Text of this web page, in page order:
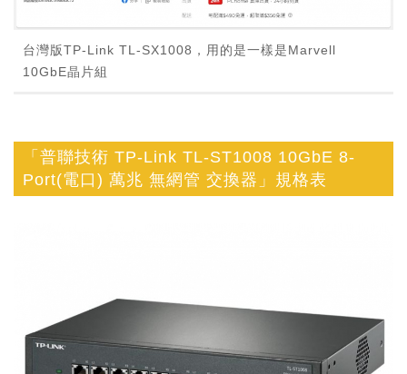
台灣版TP-Link TL-SX1008，用的是一樣是Marvell
10GbE晶片組
「普聯技術 TP-Link TL-ST1008 10GbE 8-
Port(電口) 萬兆 無網管 交換器」規格表